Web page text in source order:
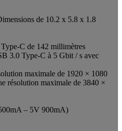
de 10.2 x 5.8 x 1.8
C de 142 millimètres
3.0 Type-C à 5 Gbit / s avec
maximale de 1920 × 1080
résolution maximale de 3840 ×
– 5V 900mA)